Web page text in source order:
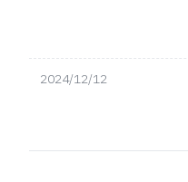
2024/12/12